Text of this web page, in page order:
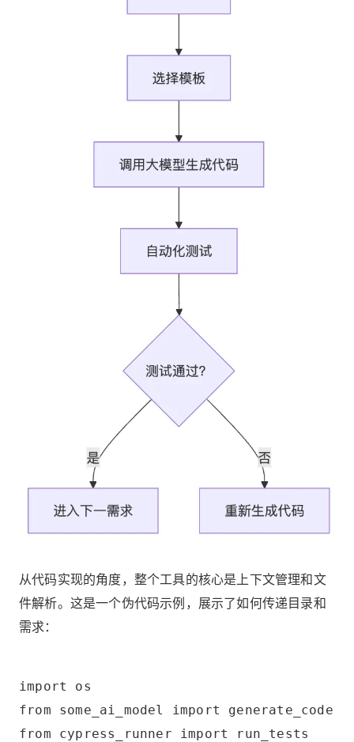
从代码实现的角度，整个工具的核心是上下文管理和文
件解析。这是一个伪代码示例，展示了如何传递目录和
需求：
import os
from some_ai_model import generate_code
from cypress_runner import run_tests